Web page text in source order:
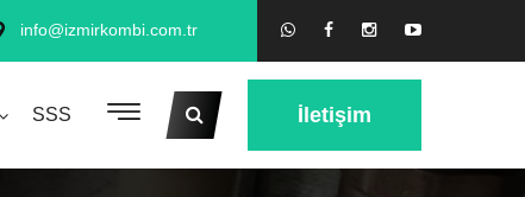
info@izmirkombi.com.tr
SSS İletişim